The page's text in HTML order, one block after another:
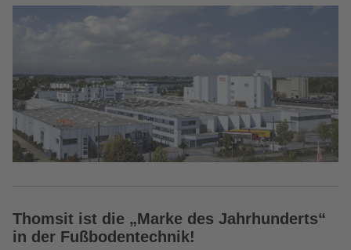
Thomsit ist die „Marke des Jahrhunderts“
in der Fußbodentechnik!